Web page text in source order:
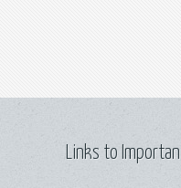
Links to